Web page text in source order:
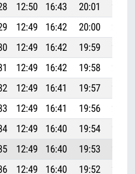
12:50 16:43 20:01
12:49 16:42 20:00
12:49 16:42 19:59
12:49 16:42 19:58
12:49 16:41 19:57
12:49 16:41 19:56
12:49 16:40 19:54
12:49 16:40 19:53
12:49 16:40 19:52